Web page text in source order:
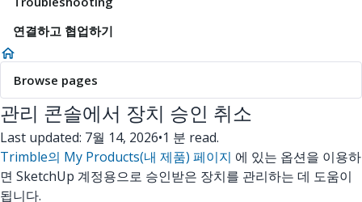
연결하고 협업하기
Browse pages
관리 콘솔에서 장치 승인 취소
Last updated: 7월 14, 2026•1 분 read.
Trimble의 My Products(내 제품) 페이지 에 있는 옵션을 이용하
면 SketchUp 계정용으로 승인받은 장치를 관리하는 데 도움이
됩니다.